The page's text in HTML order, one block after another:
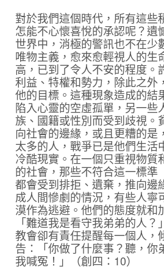
對於我們這個時代，所有這些
怎能不心懷喜悅的承認呢？遺
世界中，消極的警訊也不在少
唯物主義，愈來愈輕視人的生
高，已到了令人不安的程度。
利益、特權和勢力，除此之外
他的目標。這種現象造成的結
陷入心靈的空虛孤單，另一些
族、國籍或性別而受到歧視。
向社會的邊緣，或且更糟的是
太多的人，戰爭已是他們生活
冷酷現實。在一個只重視物質
的社會，那些不符合這一標準
都會受到排拒、遺棄，推向邊
成人間慘劇的情況，有些人寧
漠作為逃避。他們的態度就和
「難道我是看守我弟弟的人
教會卻有責任提醒每一個人，
告：「你做了什麼事？聽，你
我喊冤！」（創四：10）